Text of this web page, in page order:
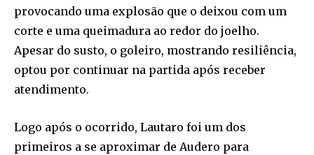
provocando uma explosão que o deixou com um
corte e uma queimadura ao redor do joelho.
Apesar do susto, o goleiro, mostrando resiliência,
optou por continuar na partida após receber
atendimento.
Logo após o ocorrido, Lautaro foi um dos
primeiros a se aproximar de Audero para